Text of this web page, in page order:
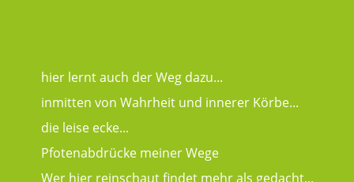
hier lernt auch der Weg dazu...
inmitten von Wahrheit und innerer Körbe...
die leise ecke...
Pfotenabdrücke meiner Wege
Wer hier reinschaut findet mehr als gedacht...